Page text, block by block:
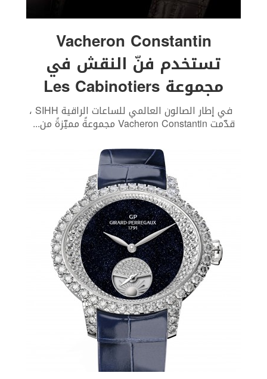
Vacheron Constantin
تستخدم فنّ النقش في
مجموعة Les Cabinotiers
في إطار الصالون العالمي للساعات الراقية SIHH ،
قدّمت Vacheron Constantin مجموعةً مميّزةً من ...